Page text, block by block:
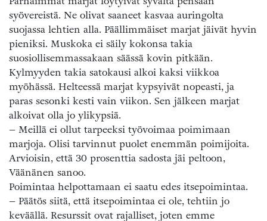
syövereistä. Ne olivat saaneet kasvaa auringolta
suojassa lehtien alla. Päällimmäiset marjat jäivät hyvin
pieniksi. Muskoka ei säily kokonsa takia
suosiollisemmassakaan säässä kovin pitkään.
Kylmyyden takia satokausi alkoi kaksi viikkoa
myöhässä. Helteessä marjat kypsyivät nopeasti, ja
paras sesonki kesti vain viikon. Sen jälkeen marjat
alkoivat olla jo ylikypsiä.
– Meillä ei ollut tarpeeksi työvoimaa poimimaan
marjoja. Olisi tarvinnut puolet enemmän poimijoita.
Arvioisin, että 30 prosenttia sadosta jäi peltoon,
Väänänen sanoo.
Poimintaa helpottamaan ei saatu edes itsepoimintaa.
– Päätös siitä, että itsepoimintaa ei ole, tehtiin jo
keväällä. Resurssit ovat rajalliset, joten emme